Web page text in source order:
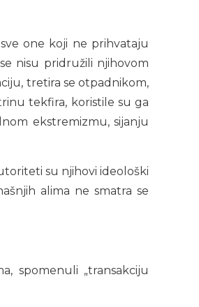
one koji ne prihvataju
nisu pridružili njihovom
tretira se otpadnikom,
tekfira, koristile su ga
ekstremizmu, sijanju
su njihovi ideološki
alima ne smatra se
spomenuli „transakciju